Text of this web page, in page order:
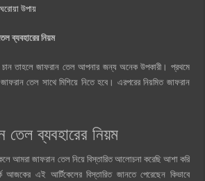
উপায়
ব্যবহারের নিয়ম
তাহলে জাফরান তেল আপনার জন্য অনেক উপকারী। প্রথমে
তেল সাথে মিশিয়ে নিতে হবে। এরপরের নিয়মিত জাফরান
তেল ব্যবহারের নিয়ম
আমরা জাফরান তেল নিয়ে বিস্তারিত আলোচনা করেছি আশা করি
আজকের এই আর্টিকেলের বিস্তারিত জানতে পেরেছেন কিভাবে